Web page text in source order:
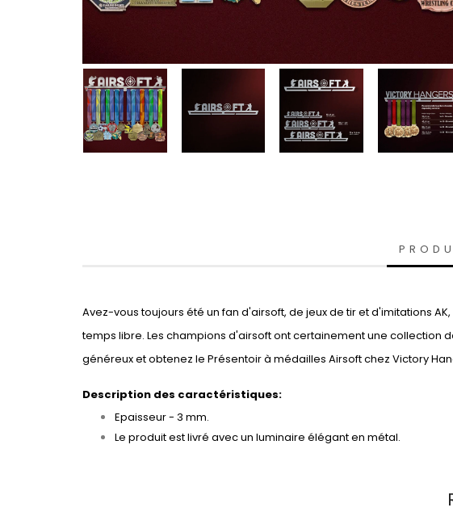
Avez-vous toujours été un fan d'airsoft, de jeux de tir et d'imitations
temps libre. Les champions d'airsoft ont certainement une collection
généreux et obtenez le Présentoir à médailles Airsoft chez Victory
Description des caractéristiques:
Epaisseur - 3 mm.
Le produit est livré avec un luminaire élégant en métal.